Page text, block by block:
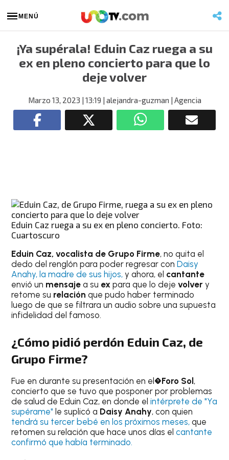
MENÚ
¡Ya supérala! Eduin Caz ruega a su
ex en pleno concierto para que lo
deje volver
Marzo 13, 2023 | 13:19 | alejandra-guzman | Agencia
Eduin Caz ruega a su ex en pleno concierto. Foto:
Cuartoscuro
Eduin Caz, vocalista de Grupo Firme, no quita el
dedo del renglón para poder regresar conDaisy
Anahy, la madre de sus hijos, y ahora, el cantante
envió un mensajea su expara que lo dejevolvery
retome su relaciónque pudo haber terminado
luego de que se filtrara un audio sobre una supuesta
infidelidad del famoso.
¿Cómo pidió perdón Eduin Caz, de
Grupo Firme?
Fue en durante su presentación en el�Foro Sol,
concierto que se tuvo que posponer por problemas
de salud de Eduin Caz, en donde el intérprete de "Ya
supérame" le suplicó a Daisy Anahy, con quien
tendrá su tercer bebé en los próximos meses, que
retomen su relación que hace unos días el cantante
confirmó que había terminado.